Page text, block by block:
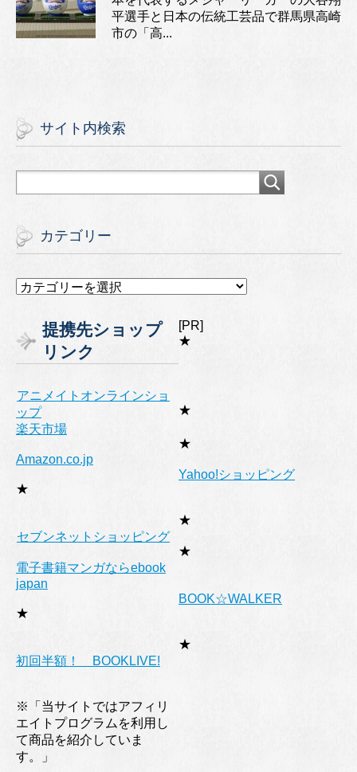
平選手と日本の伝統工芸品で群馬県高崎
市の「高...
サイト内検索
カテゴリー
カ
リ
ー
提携先ショップ
リンク
[PR]
★
アニメイトオンラインショ
ップ
★
楽天市場
★
Amazon.co.jp
★
Yahoo!ショッピング
★
セブンネットショッピング
★
電子書籍マンガならebook
japan
★
BOOK☆WALKER
★
初回半額！ BOOKLIVE!
※「当サイトではアフィリ
エイトプログラムを利用し
て商品を紹介していま
す。」